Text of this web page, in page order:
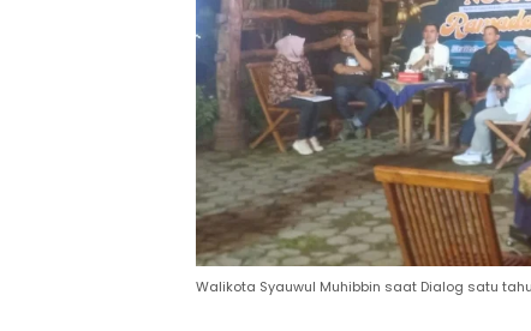
Walikota Syauwul Muhibbin saat Dialog satu